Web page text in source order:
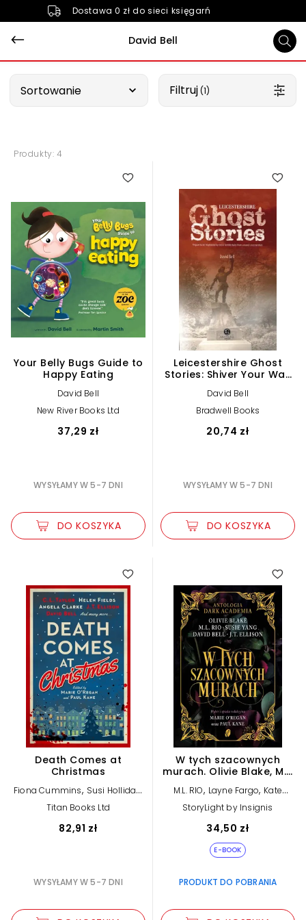
Dostawa 0 zł do sieci księgarń
David Bell
Sortowanie Filtruj (1)
Produkty: 4
Your Belly Bugs Guide to
Happy Eating
David Bell
New River Books Ltd
37,29 zł
WYSYŁAMY W 5-7 DNI
DO KOSZYKA
Leicestershire Ghost
Stories: Shiver Your Way
la Zouch
David Bell
Bradwell Books
20,74 zł
WYSYŁAMY W 5-7 DNI
DO KOSZYKA
Death Comes at
Christmas
Fiona Cummins, Susi Holliday,
David Bell J.T. Ellison
Alexandra Benedict,Claire
McGowan,Sarah Hilary
Taylor
Titan Books Ltd
82,91 zł
WYSYŁAMY W 5-7 DNI
W tych szacownych
murach. Olivie Blake, M.L.
Academia (e-book)
M.L. RIO, Layne Fargo, Kate
Weinberg
, Susie Yang
Phoebe
Wynne,Tori Bovalino, Olivie
Kelly Andrew,James Tate
Marie O’Regan ,
Paul Kane
StoryLight by Insignis
34,50 zł
E-BOOK
PRODUKT DO POBRANIA